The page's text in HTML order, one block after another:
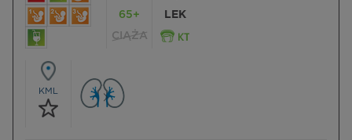
65+
CIĄŻA
LEK
KML